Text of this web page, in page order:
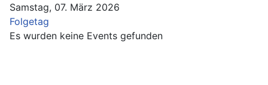
Samstag, 07. März 2026
Folgetag
Es wurden keine Events gefunden